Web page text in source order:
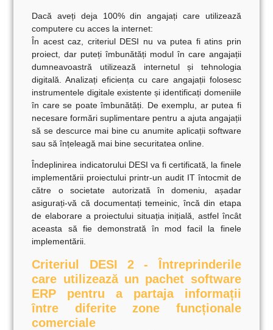
Dacă aveți deja 100% din angajați care utilizează
computere cu acces la internet:
În acest caz, criteriul DESI nu va putea fi atins prin
proiect , dar puteți îmbunătăți modul în care angajații
dumneavoastră utilizează internetul și tehnologia
digitală. Analizați eficiența cu care angajații folosesc
instrumentele digitale existente și identificați domeniile
în care se poate îmbunătăți. De exemplu, ar putea fi
necesare formări suplimentare pentru a ajuta angajații
să se descurce mai bine cu anumite aplicații software
sau să înțeleagă mai bine securitatea online.
Îndeplinirea indicatorului DESI va fi certificată, la finele
implementării proiectului printr-un audit IT întocmit de
către o societate autorizată în domeniu, așadar
asigurați-vă că documentați temeinic, încă din etapa
de elaborare a proiectului situația inițială, astfel încât
aceasta să fie demonstrată în mod facil la finele
implementării.
Criteriul DESI 2 - Întreprinderile
care utilizează un pachet software
ERP pentru a partaja informații
între diferite zone funcționale
comerciale